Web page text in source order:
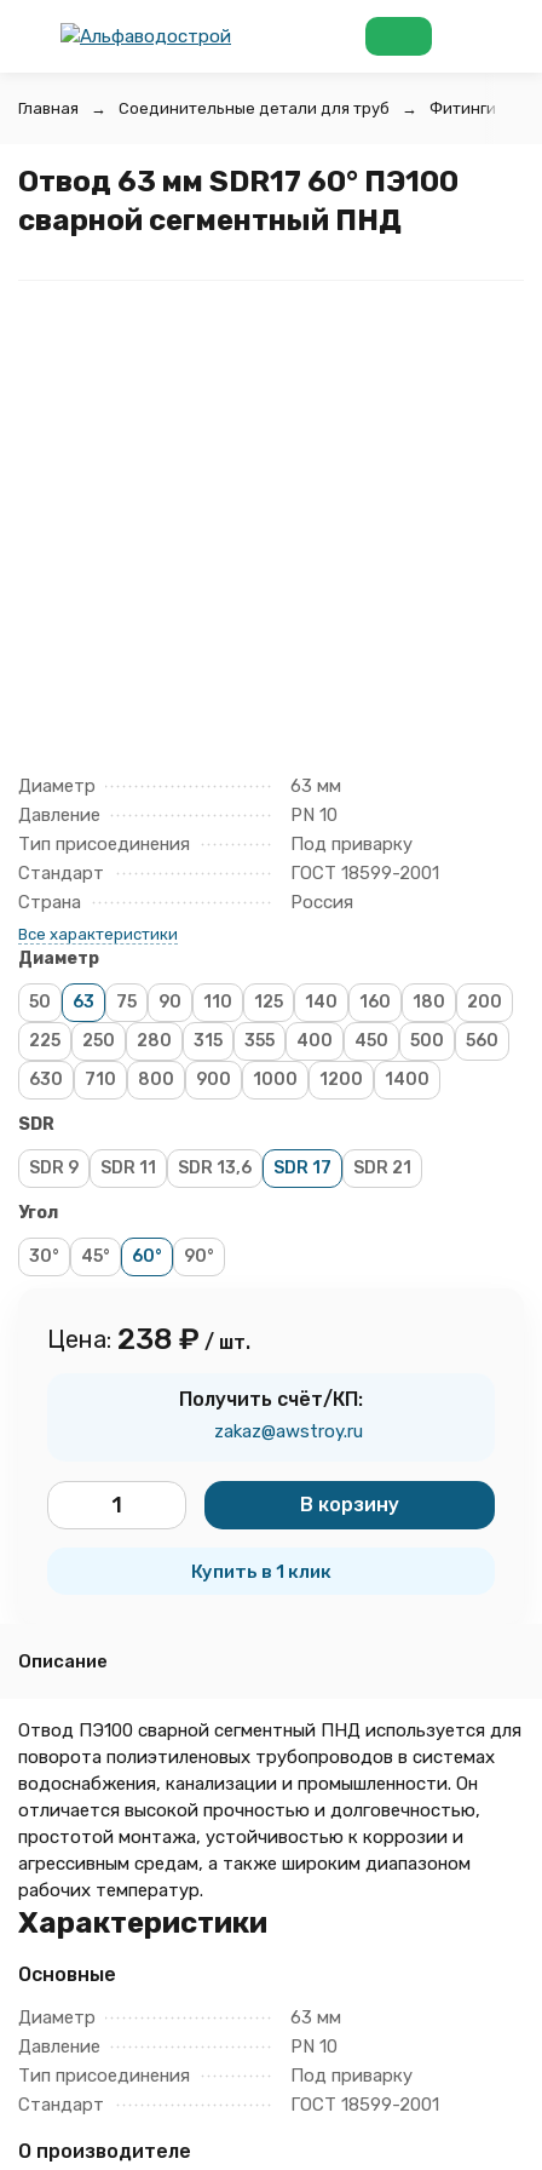
Главная Соединительные детали для труб Фитинги для
Отвод 63 мм SDR17 60° ПЭ100
сварной сегментный ПНД
Диаметр
63 мм
Давление
PN 10
Тип присоединения
Под приварку
Стандарт
ГОСТ 18599-2001
Страна
Россия
Все характеристики
Диаметр
50 63 75 90 110 125 140 160 180
200
225
250 280 315 355 400 450 500
560
630
710 800 900 1000 1200 1400
SDR
SDR 9 SDR 11 SDR 13,6 SDR 17 SDR 21
Угол
30° 45° 60° 90°
Цена: 238 ₽ / шт.
Получить счёт/КП:
zakaz@awstroy.ru
В корзину
Купить в 1 клик
Описание
Отвод ПЭ100 сварной сегментный ПНД используется для
поворота полиэтиленовых трубопроводов в системах
водоснабжения, канализации и промышленности. Он
отличается высокой прочностью и долговечностью,
простотой монтажа, устойчивостью к коррозии и
агрессивным средам, а также широким диапазоном
рабочих температур.
Характеристики
Основные
Диаметр
63 мм
Давление
PN 10
Тип присоединения
Под приварку
Стандарт
ГОСТ 18599-2001
О производителе